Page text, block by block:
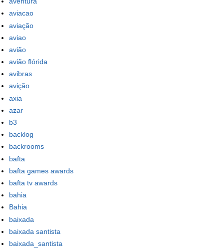
aviacao
aviação
aviao
avião
avião flórida
avibras
avição
axia
azar
b3
backlog
backrooms
bafta
bafta games awards
bafta tv awards
bahia
Bahia
baixada
baixada santista
baixada_santista